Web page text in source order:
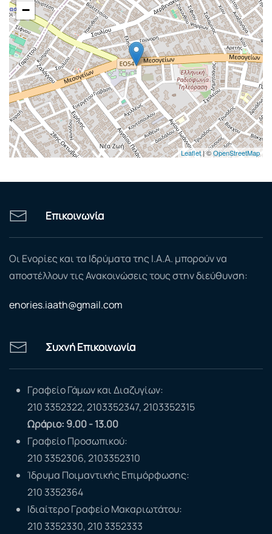
−
Leaflet| ©OpenStreetMap
Επικοινωνία
Οι Ενορίες και τα Ιδρύματα της Ι.Α.Α. μπορούν να
αποστέλλουν τις Ανακοινώσεις τους στην διεύθυνση:
enories.iaath@gmail.com
Συχνή Επικοινωνία
Γραφείο Γάμων και Διαζυγίων:
210 3352322, 2103352347, 2103352315
Ωράριο: 9.00 - 13.00
Γραφείο Προσωπικού:
210 3352306, 2103352310
Ίδρυμα Ποιμαντικής Επιμόρφωσης:
210 3352364
Ιδιαίτερο Γραφείο Μακαριωτάτου:
210 3352330, 210 3352333